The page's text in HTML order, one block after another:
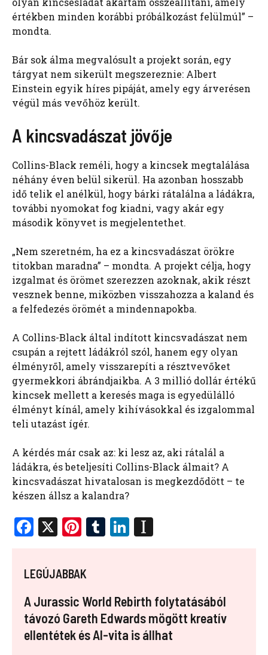
értékben minden korábbi próbálkozást felülmúl” –
mondta.
Bár sok álma megvalósult a projekt során, egy
tárgyat nem sikerült megszereznie: Albert
Einstein egyik híres pipáját, amely egy árverésen
végül más vevőhöz került.
A kincsvadászat jövője
Collins-Black reméli, hogy a kincsek megtalálása
néhány éven belül sikerül. Ha azonban hosszabb
idő telik el anélkül, hogy bárki rátalálna a ládákra,
további nyomokat fog kiadni, vagy akár egy
második könyvet is megjelentethet.
„Nem szeretném, ha ez a kincsvadászat örökre
titokban maradna” – mondta. A projekt célja, hogy
izgalmat és örömet szerezzen azoknak, akik részt
vesznek benne, miközben visszahozza a kaland és
a felfedezés örömét a mindennapokba.
A Collins-Black által indított kincsvadászat nem
csupán a rejtett ládákról szól, hanem egy olyan
élményről, amely visszarepíti a résztvevőket
gyermekkori ábrándjaikba. A 3 millió dollár értékű
kincsek mellett a keresés maga is egyedülálló
élményt kínál, amely kihívásokkal és izgalommal
teli utazást ígér.
A kérdés már csak az: ki lesz az, aki rátalál a
ládákra, és beteljesíti Collins-Black álmait? A
kincsvadászat hivatalosan is megkezdődött – te
készen állsz a kalandra?
F
ce
b
o
o
k
X Pi
er
es
t
T
r
Li
dI
n
a
p
er
LEGÚJABBAK
A Jurassic World Rebirth folytatásából
távozó Gareth Edwards mögött kreatív
ellentétek és AI-vita is állhat